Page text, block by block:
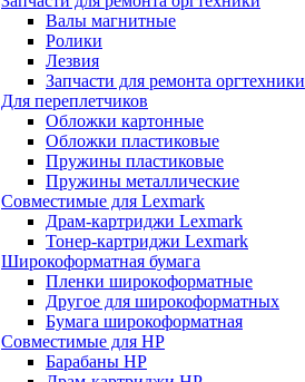
Валы магнитные
Ролики
Лезвия
Запчасти для ремонта оргтехники
Для переплетчиков
Обложки картонные
Обложки пластиковые
Пружины пластиковые
Пружины металлические
Совместимые для Lexmark
Драм-картриджи Lexmark
Тонер-картриджи Lexmark
Широкоформатная бумага
Пленки широкоформатные
Другое для широкоформатных
Бумага широкоформатная
Совместимые для HP
Барабаны HP